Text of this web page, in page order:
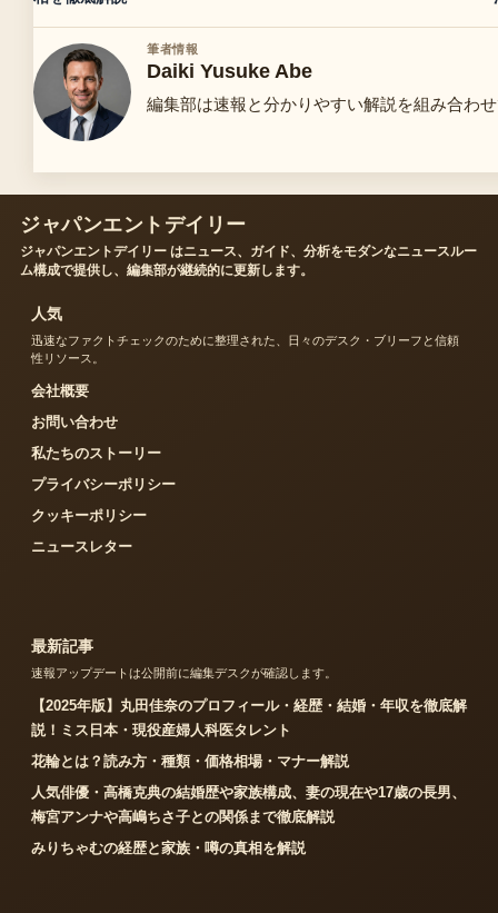
筆者情報
Daiki Yusuke Abe
編集部は速報と分かりやすい解説を組み合わ
ジャパンエントデイリー
ジャパンエントデイリー はニュース、ガイド、分析をモダンなニュースルー
ム構成で提供し、編集部が継続的に更新します。
人気
迅速なファクトチェックのために整理された、日々のデスク・ブリーフと信頼
性リソース。
会社概要
お問い合わせ
私たちのストーリー
プライバシーポリシー
クッキーポリシー
ニュースレター
最新記事
速報アップデートは公開前に編集デスクが確認します。
【2025年版】丸田佳奈のプロフィール・経歴・結婚・年収を徹底解
説！ミス日本・現役産婦人科医タレント
花輪とは？読み方・種類・価格相場・マナー解説
人気俳優・高橋克典の結婚歴や家族構成、妻の現在や17歳の長男、
梅宮アンナや高嶋ちさ子との関係まで徹底解説
みりちゃむの経歴と家族・噂の真相を解説